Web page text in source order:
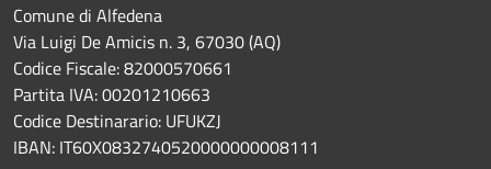
Comune di Alfedena
Via Luigi De Amicis n. 3, 67030 (AQ)
Codice Fiscale: 82000570661
Partita IVA: 00201210663
Codice Destinarario: UFUKZJ
IBAN: IT60X0832740520000000008111